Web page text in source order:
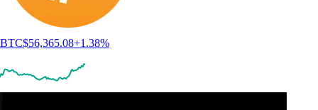
BTC$56,365.08+1.38%